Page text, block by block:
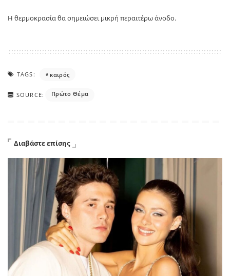
Η θερμοκρασία θα σημειώσει μικρή περαιτέρω άνοδο.
TAGS: καιρός
SOURCE: Πρώτο Θέμα
Διαβάστε επίσης